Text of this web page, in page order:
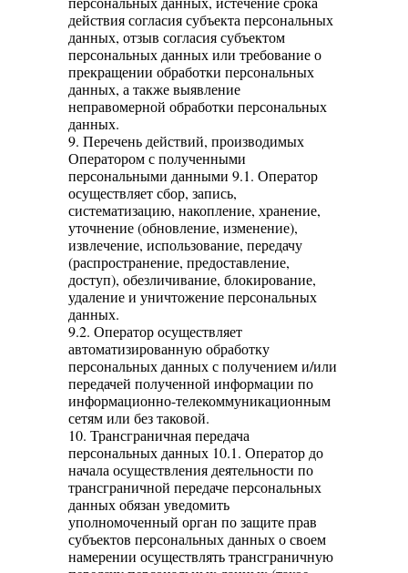
действия согласия субъекта персональных
данных, отзыв согласия субъектом
персональных данных или требование о
прекращении обработки персональных
данных, а также выявление
неправомерной обработки персональных
данных.
9. Перечень действий, производимых
Оператором с полученными
персональными данными 9.1. Оператор
осуществляет сбор, запись,
систематизацию, накопление, хранение,
уточнение (обновление, изменение),
извлечение, использование, передачу
(распространение, предоставление,
доступ), обезличивание, блокирование,
удаление и уничтожение персональных
данных.
9.2. Оператор осуществляет
автоматизированную обработку
персональных данных с получением и/или
передачей полученной информации по
информационно-телекоммуникационным
сетям или без таковой.
10. Трансграничная передача
персональных данных 10.1. Оператор до
начала осуществления деятельности по
трансграничной передаче персональных
данных обязан уведомить
уполномоченный орган по защите прав
субъектов персональных данных о своем
намерении осуществлять трансграничную